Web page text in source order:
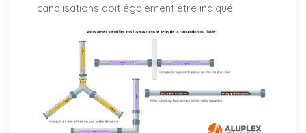
canalisations doit également être indiqué.